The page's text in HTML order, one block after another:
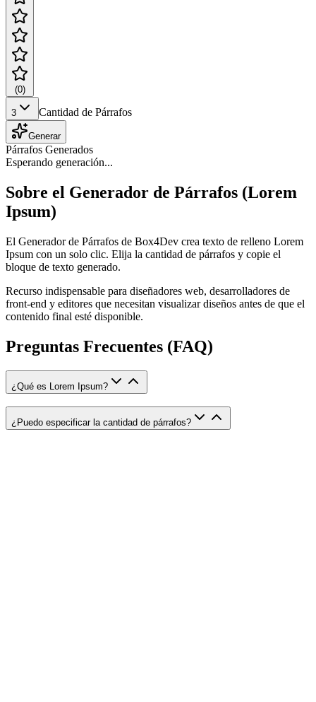
(0)
3 Cantidad de Párrafos
Generar
Párrafos Generados
Esperando generación...
Sobre el Generador de Párrafos (Lorem
Ipsum)
El Generador de Párrafos de Box4Dev crea texto de relleno Lorem
Ipsum con un solo clic. Elija la cantidad de párrafos y copie el
bloque de texto generado.
Recurso indispensable para diseñadores web, desarrolladores de
front-end y editores que necesitan visualizar diseños antes de que el
contenido final esté disponible.
Preguntas Frecuentes (FAQ)
¿Qué es Lorem Ipsum?
¿Puedo especificar la cantidad de párrafos?